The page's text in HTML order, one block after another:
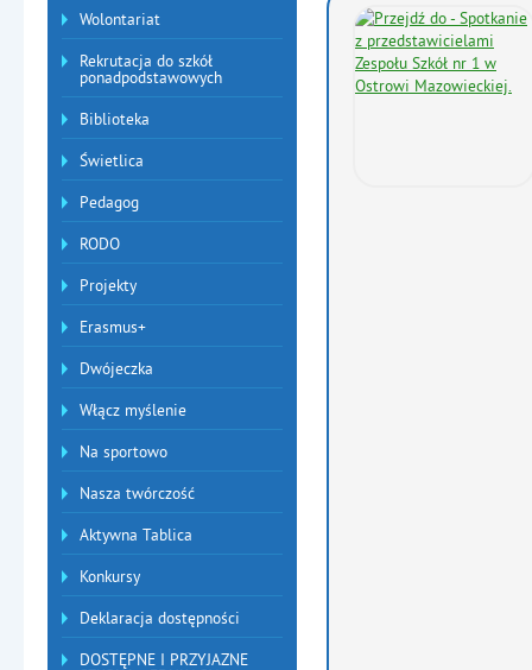
Wolontariat
Rekrutacja do szkół
ponadpodstawowych
Biblioteka
Świetlica
Pedagog
RODO
Projekty
Erasmus+
Dwójeczka
Włącz myślenie
Na sportowo
Nasza twórczość
Aktywna Tablica
Konkursy
Deklaracja dostępności
DOSTĘPNE I PRZYJAZNE
Artykuły